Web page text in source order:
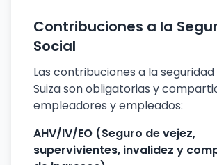
Contribuciones a la
Social
Las contribuciones a la
Suiza son obligatorias y
empleadores y empleados:
AHV/IV/EO (Seguro de vejez,
supervivientes, invalidez y